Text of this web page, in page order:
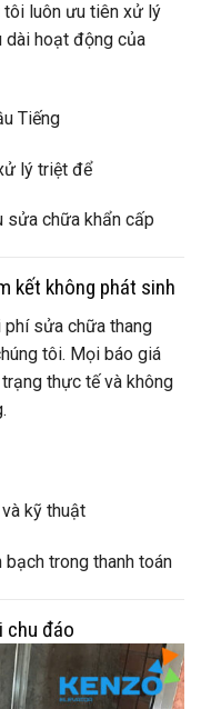
tôi luôn ưu tiên xử lý
dài hoạt động của
Tiếng
lý triệt để
sửa chữa khẩn cấp
kết không phát sinh
phí sửa chữa thang
tôi. Mọi báo giá
thực tế và không
kỹ thuật
bạch trong thanh toán
chu đáo